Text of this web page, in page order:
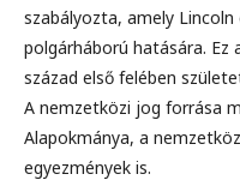
szabályozta, amely
polgárháború hatására. Ez
század első felében
A nemzetközi jog forrása
Alapokmánya, a
egyezmények is.